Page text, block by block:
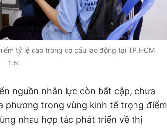
tỷ lệ cao trong cơ cấu lao động tại TP.HCM
T.N
nguồn nhân lực còn bất cập, chưa
phương trong vùng kinh tế trọng điểm
nhau hợp tác phát triển về thị